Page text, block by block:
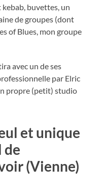
kebab, buvettes, un
de groupes (dont
of Blues, mon groupe
avec un de ses
par Elric
propre (petit) studio
et unique
de
(Vienne)